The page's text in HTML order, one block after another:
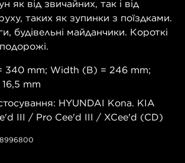
як від звичайних, так і від
таких як зупинки з поїздками.
будівельні майданчики. Короткі
340 mm; Width (B) = 246 mm;
mm
HYUNDAI Kona. KIA
III / Pro Cee'd III / XCee'd (CD)